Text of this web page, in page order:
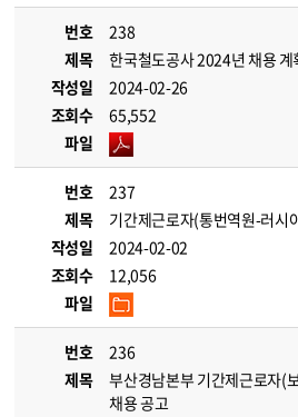
번호
238
제목
한국철도공사 2024년 채용 계
작성일
2024-02-26
조회수
65,552
파일
번호
237
제목
기간제근로자(통번역원-러시
작성일
2024-02-02
조회수
12,056
파일
번호
236
제목
부산경남본부 기간제근로자(
채용 공고